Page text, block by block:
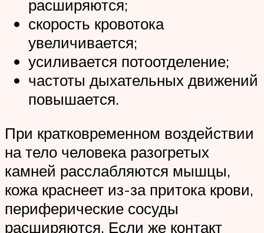
расширяются;
скорость кровотока
увеличивается;
усиливается потоотделение;
частоты дыхательных движений
повышается.
При кратковременном воздействии
на тело человека разогретых
камней расслабляются мышцы,
кожа краснеет из-за притока крови,
периферические сосуды
расширяются. Если же контакт